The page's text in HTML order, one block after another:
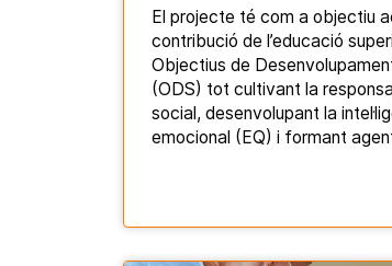
El projecte té com a objectiu
contribució de l’educació
Objectius de
(ODS) tot cultivant la
social, desenvolupant la
emocional (EQ) i formant